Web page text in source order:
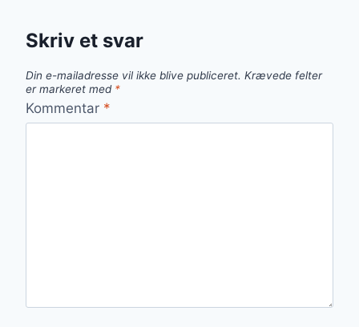
Skriv et svar
Din e-mailadresse vil ikke blive publiceret. Krævede felter
er markeret med *
Kommentar *